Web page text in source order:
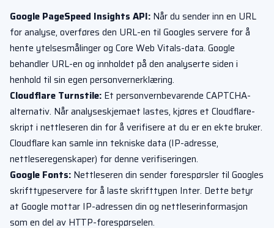
Google PageSpeed Insights API: Når du sender inn en URL
for analyse, overføres den URL-en til Googles servere for å
hente ytelsesmålinger og Core Web Vitals-data. Google
behandler URL-en og innholdet på den analyserte siden i
henhold til sin egen personvernerklæring.
Cloudflare Turnstile: Et personvernbevarende CAPTCHA-
alternativ. Når analyseskjemaet lastes, kjøres et Cloudflare-
skript i nettleseren din for å verifisere at du er en ekte bruker.
Cloudflare kan samle inn tekniske data (IP-adresse,
nettleseregenskaper) for denne verifiseringen.
Google Fonts: Nettleseren din sender forespørsler til Googles
skrifttypeservere for å laste skrifttypen Inter. Dette betyr
at Google mottar IP-adressen din og nettleserinformasjon
som en del av HTTP-forespørselen.